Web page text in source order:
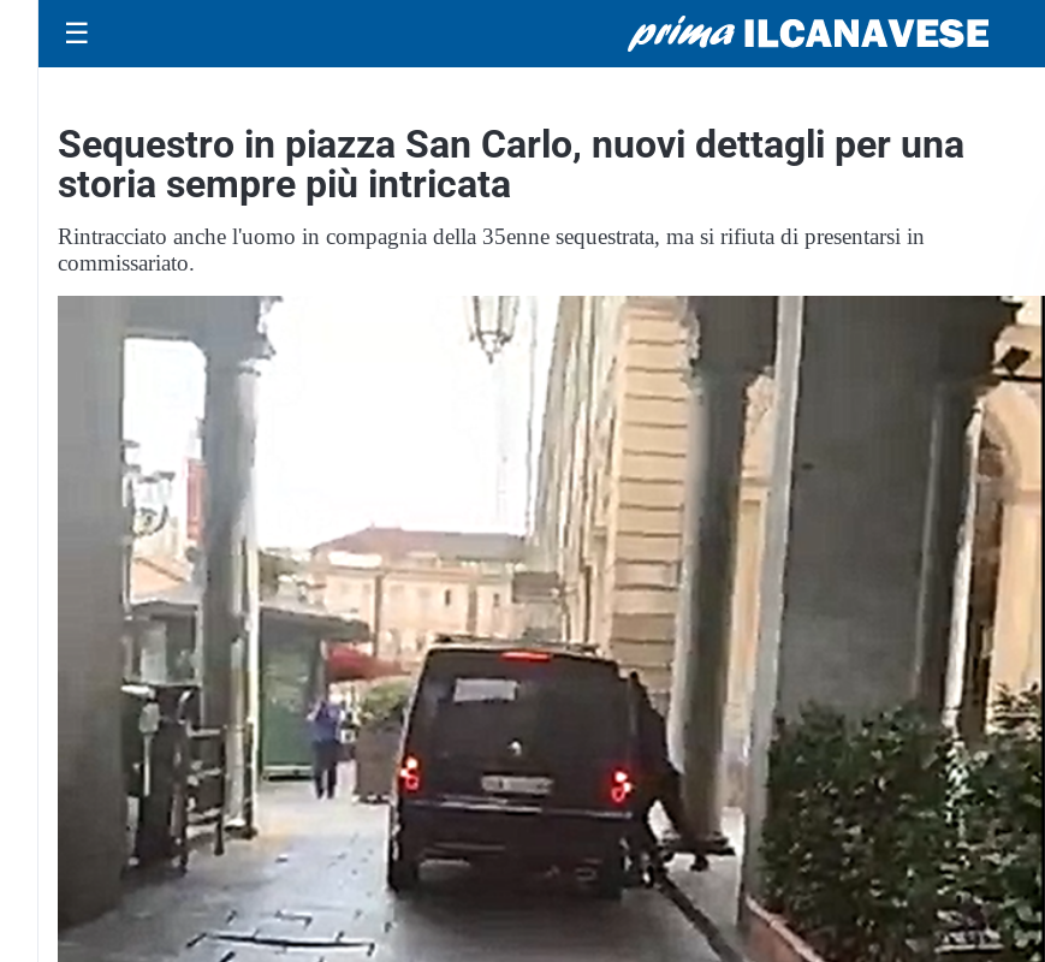
☰
Sequestro in piazza San Carlo, nuovi dettagli per una
storia sempre più intricata
Rintracciato anche l'uomo in compagnia della 35enne sequestrata, ma si rifiuta di presentarsi in
commissariato.